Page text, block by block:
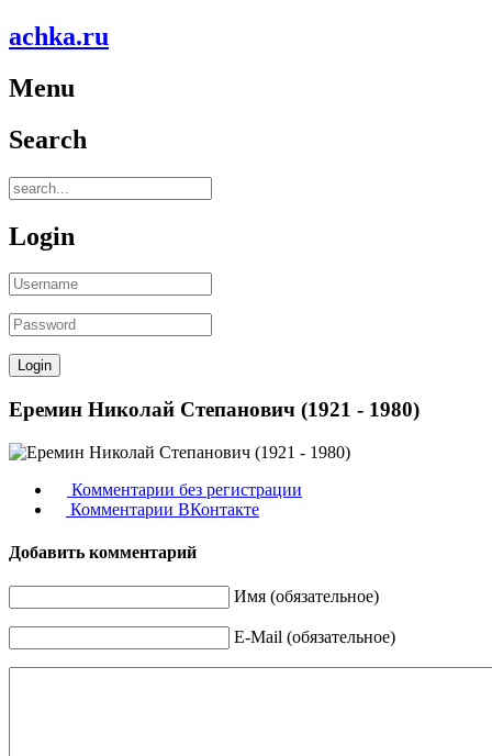
achka.ru
Menu
Search
Login
Еремин Николай Степанович (1921 - 1980)
Комментарии без регистрации
Комментарии ВКонтакте
Добавить комментарий
Имя (обязательное)
E-Mail (обязательное)